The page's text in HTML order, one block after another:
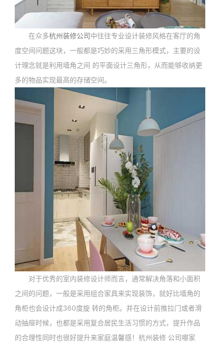
在众多杭州装修公司中往往专业设计装修风格在客厅的角
度空间问题这块，一般都是巧妙的采用三角形模式，主要的设
计理念就是利用墙角之间 的平面设计三角形，从而能够收纳更
多的物品实现最高的存储空间。
对于优秀的室内装修设计师而言，通常解决角落和小面积
之间的问题，一般是采用组合家具来实现装饰，就好比墙角的
角柜也会设计成360度旋 转的角柜。并在设计前推拉门或者滑
动抽屉时候，也都是采用复合居民生活习惯的方式，提升作品
的合理性同时也很好提升来家庭温馨感！杭州装修 公司哪家